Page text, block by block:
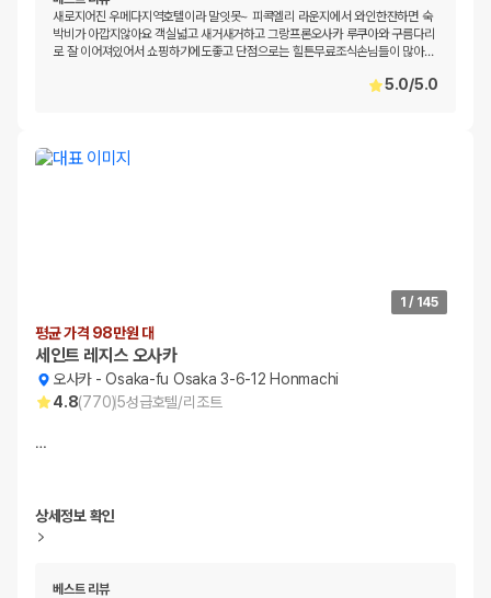
새로지어진 우메다지역호텔이라 말잇못~ 피콕엘리 라운지에서 와인한잔하면 숙
박비가 아깝지않아요 객실넓고 새거새거하고 그랑프론오사카 루쿠아와 구름다리
로 잘 이어져있어서 쇼핑하기에도좋고 단점으로는 힐튼무료조식손님들이 많아…
5.0/5.0
1 / 145
평균 가격 98만원 대
세인트 레지스 오사카
오사카-Osaka-fu Osaka 3-6-12 Honmachi
4.8(770)5성급호텔/리조트
…
상세정보 확인
베스트 리뷰